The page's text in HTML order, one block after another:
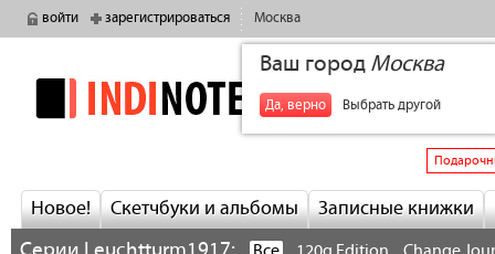
войти зарегистрироваться Москва
Ваш город Москва
Да, верно Выбрать другой
indinotes
Новое! Скетчбуки и альбомы Записные книжки